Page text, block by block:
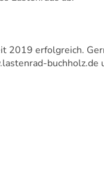
2019 erfolgreich.
buchholz.de